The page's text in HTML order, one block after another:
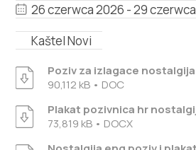
pl
+385 21 227 933
26 czerwca 2026 - 29
Kaštel Novi
Poziv za izlagace
90,112 kB • DOC
Plakat pozivnica hr
73,819 kB • DOCX